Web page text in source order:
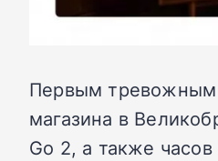
Первым тревожным
магазина в
Go 2, а также